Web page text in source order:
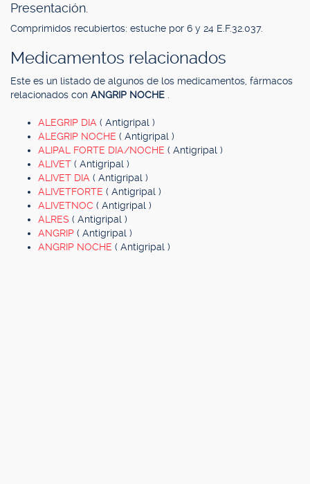
Presentación.
Comprimidos recubiertos: estuche por 6 y 24 E.F.32.037.
Medicamentos relacionados
Este es un listado de algunos de los medicamentos, fármacos
relacionados con ANGRIP NOCHE
ALEGRIP DIA ( Antigripal )
ALEGRIP NOCHE ( Antigripal )
ALIPAL FORTE DIA/NOCHE ( Antigripal )
ALIVET ( Antigripal )
ALIVET DIA ( Antigripal )
ALIVETFORTE ( Antigripal )
ALIVETNOC ( Antigripal )
ALRES ( Antigripal )
ANGRIP ( Antigripal )
ANGRIP NOCHE ( Antigripal )